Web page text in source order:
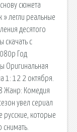
сюжета
» легли реальные
десятого
скачать с
Год
Оригинальная
1: 12 2 октября.
Жанр: Комедия
увел сериал
русские, которые